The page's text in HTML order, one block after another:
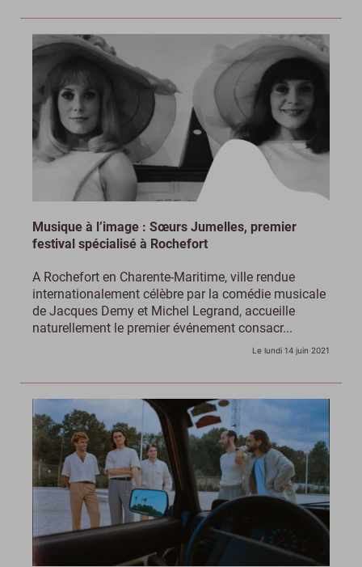
Musique à l’image : Sœurs Jumelles, premier
festival spécialisé à Rochefort
A Rochefort en Charente-Maritime, ville rendue
internationalement célèbre par la comédie musicale
de Jacques Demy et Michel Legrand, accueille
naturellement le premier événement consacr...
Le lundi 14 juin 2021